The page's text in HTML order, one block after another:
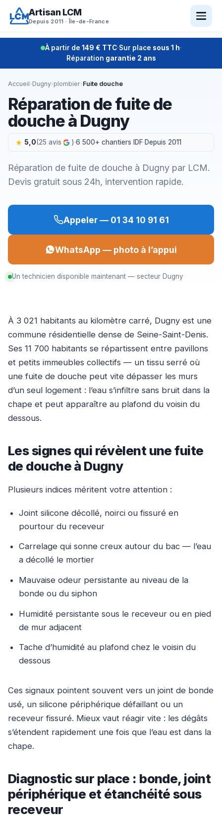
contenu
Artisan LCM
Depuis 2011 · Île-de-France
À partir de 149 € TTC·Sur place sous 1 h·
Réparation garantie 2 ans
Accueil›Dugny›plombier›Fuite douche
Réparation de fuite de
douche à Dugny
5,0(25 avis )·6 500+ chantiers IDF·Depuis 2011
Réparation de fuite de douche à Dugny par LCM.
Devis gratuit sous 24h, intervention rapide.
Appeler — 01 34 10 91 61
WhatsApp — photo à l’appui
Un technicien disponible maintenant — secteur Dugny
À 3 021 habitants au kilomètre carré, Dugny est une
commune résidentielle dense de Seine-Saint-Denis.
Ses 11 700 habitants se répartissent entre pavillons
et petits immeubles collectifs — un tissu serré où
une fuite de douche peut vite dépasser les murs
d’un seul logement : l’eau s’infiltre sans bruit dans la
chape et peut apparaître au plafond du voisin du
dessous.
Les signes qui révèlent une fuite
de douche à Dugny
Plusieurs indices méritent votre attention :
Joint silicone décollé, noirci ou fissuré en
pourtour du receveur
Carrelage qui sonne creux autour du bac — l’eau
a décollé le mortier
Mauvaise odeur persistante au niveau de la
bonde ou du siphon
Humidité persistante sous le receveur ou en pied
de mur adjacent
Tache d’humidité au plafond chez le voisin du
dessous
Ces signaux pointent souvent vers un joint de bonde
usé, un silicone périphérique défaillant ou un
receveur fissuré. Mieux vaut réagir vite : les dégâts
s’étendent rapidement une fois que l’eau est dans la
chape.
Diagnostic sur place : bonde, joint
périphérique et étanchéité sous
receveur